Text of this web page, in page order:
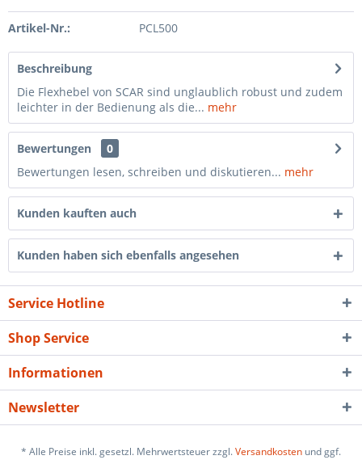
Artikel-Nr.: PCL500
Beschreibung
Die Flexhebel von SCAR sind unglaublich robust und zudem
leichter in der Bedienung als die... mehr
Bewertungen
0
Bewertungen lesen, schreiben und diskutieren... mehr
Kunden kauften auch
Kunden haben sich ebenfalls angesehen
Service Hotline
Shop Service
Informationen
Newsletter
* Alle Preise inkl. gesetzl. Mehrwertsteuer zzgl.Versandkosten und ggf.